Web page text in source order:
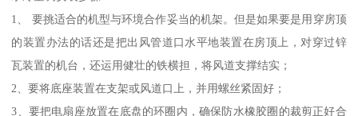
1、 要挑适合的机型与环境合作妥当的机架。但是如果要是用穿房顶
的装置办法的话还是把出风管道口水平地装置在房顶上，对穿过锌
瓦装置的机台，还运用健壮的铁横担，将风道支撑结实；
2、要将底座装置在支架或风道口上，并用螺丝紧固好；
3、要把电扇座放置在底盘的环圈内，确保防水橡胶圈的裁剪正好合